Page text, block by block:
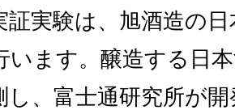
証実験は、旭酒造の
います。醸造する日
し、富士通研究所が